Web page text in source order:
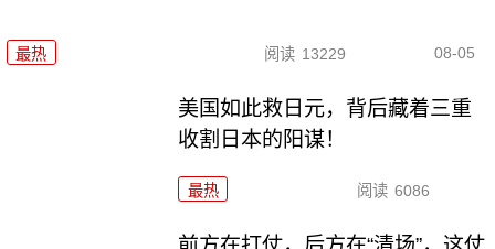
最热 阅读 13229 08-05
美国如此救日元，背后藏着三重
收割日本的阳谋！
最热 阅读 6086